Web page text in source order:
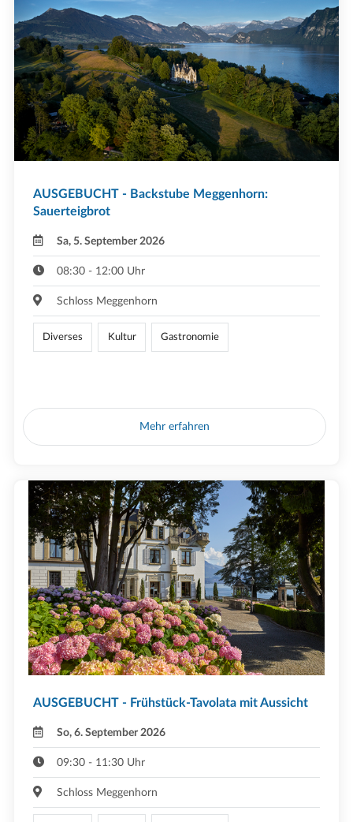
AUSGEBUCHT - Backstube Meggenhorn:
Sauerteigbrot
Sa, 5. September 2026
08:30 - 12:00 Uhr
Schloss Meggenhorn
Diverses Kultur Gastronomie
Mehr erfahren
AUSGEBUCHT - Frühstück-Tavolata mit Aussicht
So, 6. September 2026
09:30 - 11:30 Uhr
Schloss Meggenhorn